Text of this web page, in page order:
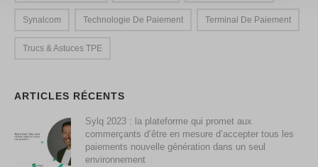
Synalcom Technologie De Paiement Terminal De Paiement
Trucs & Astuces TPE
ARTICLES RÉCENTS
Sylq 2023 : la plateforme qui promet aux
commerçants d’être en mesure d’accepter tous les
paiements nouvelle génération dans un seul
environnement